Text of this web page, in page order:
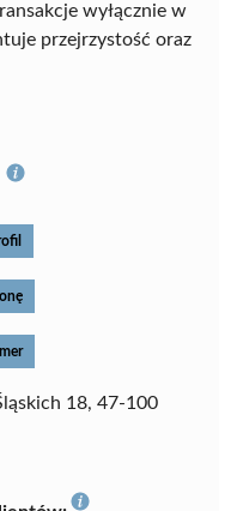
wyłącznie w
przejrzystość oraz
18, 47-100